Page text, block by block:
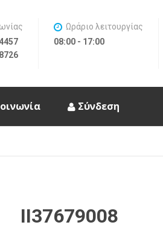
Ωράριο λειτουργίας
08:00 - 17:00
Σύνδεση
II37679008